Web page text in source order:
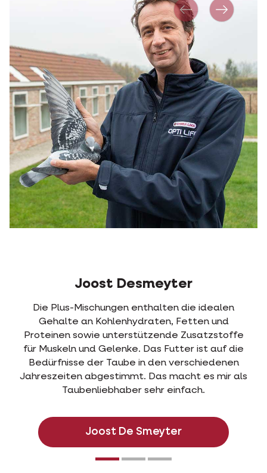
Joost Desmeyter
Die Plus-Mischungen enthalten die idealen
Gehalte an Kohlenhydraten, Fetten und
Proteinen sowie unterstützende Zusatzstoffe
für Muskeln und Gelenke. Das Futter ist auf die
Bedürfnisse der Taube in den verschiedenen
Jahreszeiten abgestimmt. Das macht es mir als
Taubenliebhaber sehr einfach.
Joost De Smeyter
Vorher Nächstes